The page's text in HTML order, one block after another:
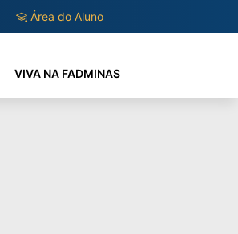
Área do Aluno
VIVA NA FADMINAS